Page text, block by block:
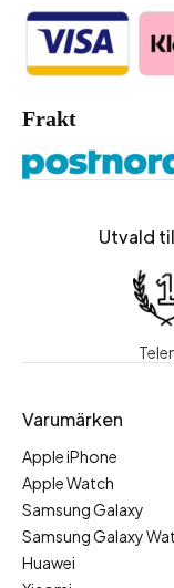
Frakt
Utvald
Varumärken
Apple iPhone
Apple Watch
Samsung Galaxy
Samsung Galaxy
Huawei